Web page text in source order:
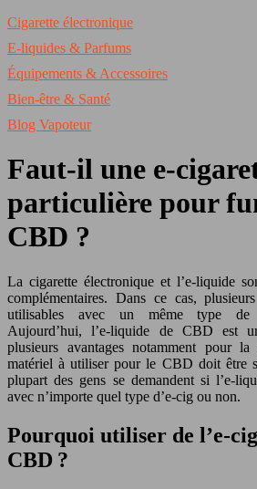
Cigarette électronique
E-liquides & Parfums
Équipements & Accessoires
Bien-être & Santé
Blog Vapoteur
Faut-il une e-
particulière pour
CBD ?
La cigarette électronique et l’e-liquide
complémentaires. Dans ce cas,
utilisables avec un même type de
Aujourd’hui, l’e-liquide de CBD est
plusieurs avantages notamment pour
matériel à utiliser pour le CBD doit être
plupart des gens se demandent si l’e-
avec n’importe quel type d’e-cig ou non.
Pourquoi utiliser de l’e-
CBD ?